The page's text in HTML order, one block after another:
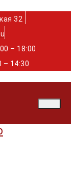
32
– 18:00
– 14:30